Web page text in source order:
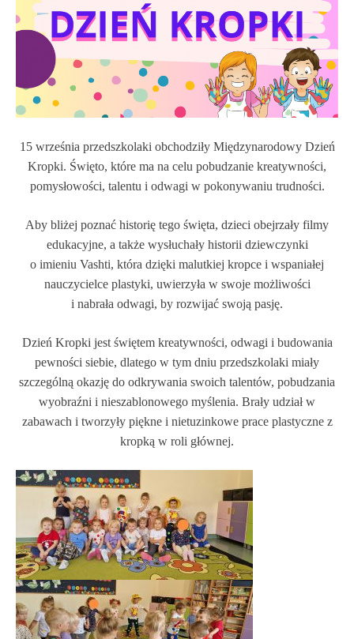
15 września przedszkolaki obchodziły Międzynarodowy Dzień
Kropki. Święto, które ma na celu pobudzanie kreatywności,
pomysłowości, talentu i odwagi w pokonywaniu trudności.
Aby bliżej poznać historię tego święta, dzieci obejrzały filmy
edukacyjne, a także wysłuchały historii dziewczynki
o imieniu Vashti, która dzięki malutkiej kropce i wspaniałej
nauczycielce plastyki, uwierzyła w swoje możliwości
i nabrała odwagi, by rozwijać swoją pasję.
Dzień Kropki jest świętem kreatywności, odwagi i budowania
pewności siebie, dlatego w tym dniu przedszkolaki miały
szczególną okazję do odkrywania swoich talentów, pobudzania
wyobraźni i nieszablonowego myślenia. Brały udział w
zabawach i tworzyły piękne i nietuzinkowe prace plastyczne z
kropką w roli głównej.